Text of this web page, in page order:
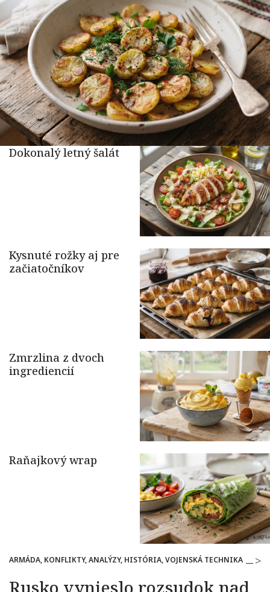
ARMÁDA, KONFLIKTY, ANALÝZY, HISTÓRIA, VOJENSKÁ TECHNIKA